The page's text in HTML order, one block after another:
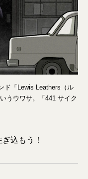
ド「Lewis Leathers（ル
うウワサ。「441 サイク
込もう！